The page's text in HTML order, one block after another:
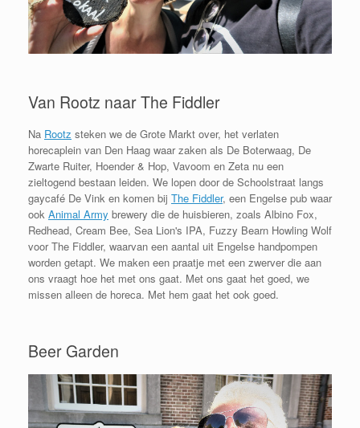
Van Rootz naar The Fiddler
Na Rootz steken we de Grote Markt over, het verlaten
horecaplein van Den Haag waar zaken als De Boterwaag, De
Zwarte Ruiter, Hoender & Hop, Vavoom en Zeta nu een
zieltogend bestaan leiden. We lopen door de Schoolstraat langs
gaycafé De Vink en komen bij The Fiddler, een Engelse pub waar
ook Animal Army brewery die de huisbieren, zoals Albino Fox,
Redhead, Cream Bee, Sea Lion's IPA, Fuzzy Bearn Howling Wolf
voor The Fiddler, waarvan een aantal uit Engelse handpompen
worden getapt. We maken een praatje met een zwerver die aan
ons vraagt hoe het met ons gaat. Met ons gaat het goed, we
missen alleen de horeca. Met hem gaat het ook goed.
Beer Garden